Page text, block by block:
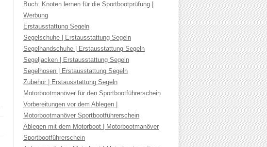
Buch: Knoten lernen für die Sportbootprüfung |
Werbung
Erstausstattung Segeln
Segelschuhe | Erstausstattung Segeln
Segelhandschuhe | Erstausstattung Segeln
Segeljacken | Erstausstattung Segeln
Segelhosen | Erstausstattung Segeln
Zubehör | Erstausstattung Segeln
Motorbootmanöver für den Sportbootführerschein
Vorbereitungen vor dem Ablegen |
Motorbootmanöver Sportbootführerschein
Ablegen mit dem Motorboot | Motorbootmanöver
Sportbootführerschein